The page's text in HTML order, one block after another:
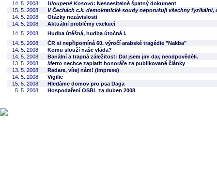
14. 5. 2008
Uloupené Kosovo: Nesnesitelně špatný dokument
15. 5. 2008
V Čechách c.k. demokratické soudy neporušují všechny fyzikální,
14. 5. 2008
Otázky nezávislosti
14. 5. 2008
Aktuální problémy exekucí
14. 5. 2008
Hudba útěšná, hudba útočná I.
14. 5. 2008
ČR si nepřipomíná 60. výročí arabské tragédie "Nakba"
14. 5. 2008
Komu slouží naše vláda?
14. 5. 2008
Banální a trapná záležitost: Dal jsem jim dar, neodpověděli.
13. 5. 2008
Metro nechce zaplatit honoráře za publikované články
13. 5. 2008
Radare, vítej nám! (imprese)
14. 5. 2008
Vigilie
15. 5. 2008
Hledáme domov pro psa Daga
5. 5. 2008
Hospodaření OSBL za duben 2008